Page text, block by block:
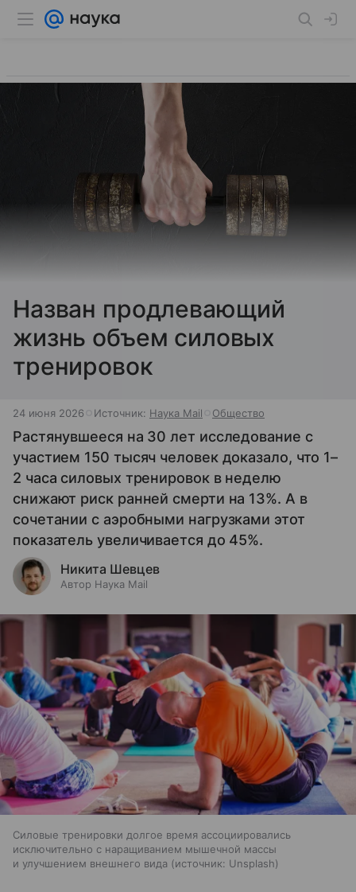
Назван продлевающий
жизнь объем силовых
тренировок
24 июня 2026 Источник: Наука Mail Общество
Растянувшееся на 30 лет исследование с
участием 150 тысяч человек доказало, что 1–
2 часа силовых тренировок в неделю
снижают риск ранней смерти на 13%. А в
сочетании с аэробными нагрузками этот
показатель увеличивается до 45%.
Никита Шевцев
Автор Наука Mail
Силовые тренировки долгое время ассоциировались
исключительно с наращиванием мышечной массы
и улучшением внешнего вида
источник: Unsplash